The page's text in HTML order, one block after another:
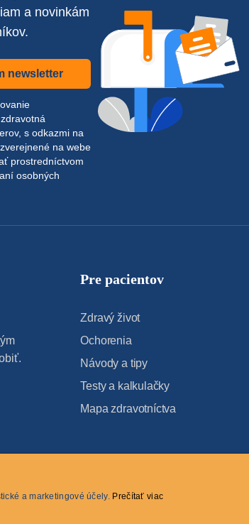
a novinkám
newsletter
s odkazmi na
na webe
prostredníctvom
osobných
Pre pacientov
Zdravý život
Ochorenia
Návody a tipy
Testy a kalkulačky
Mapa zdravotníctva
a marketingové účely. Prečítať viac